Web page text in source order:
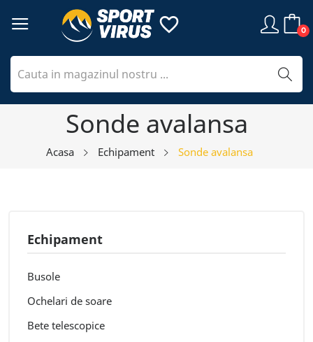
0
favorite_border
Sonde avalansa
Acasa Echipament Sonde avalansa
Echipament
Busole
Ochelari de soare
Bete telescopice